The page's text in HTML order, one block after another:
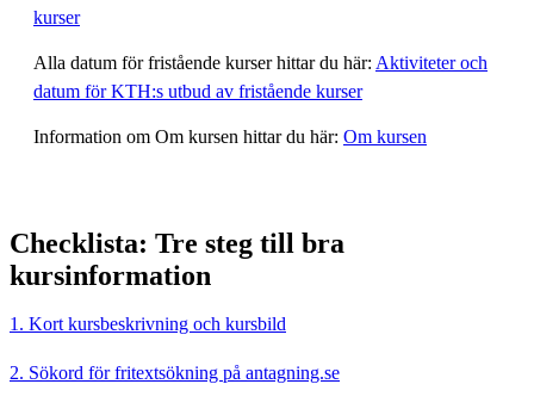
kurser
Alla datum för fristående kurser hittar du här: Aktiviteter och
datum för KTH:s utbud av fristående kurser
Information om Om kursen hittar du här: Om kursen
Checklista: Tre steg till bra
kursinformation
1. Kort kursbeskrivning och kursbild
2. Sökord för fritextsökning på antagning.se